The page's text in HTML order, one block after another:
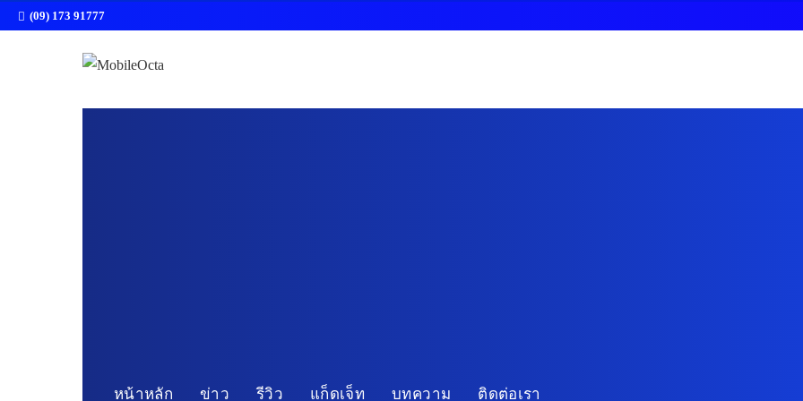
(09) 173 91777
หน้าหลัก ข่าว รีวิว แก็ดเจ็ท บทความ ติดต่อเรา